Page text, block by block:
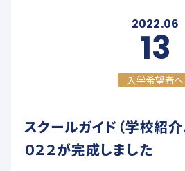
学校案内
FUTURE CREATION
ADMISSIONS
2022.06
13
入学希望者へ
スクールガイド（学校紹介
０２２が完成しました